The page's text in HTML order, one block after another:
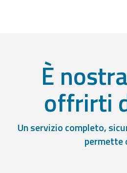
È
offrirti
Un servizio completo,
permette